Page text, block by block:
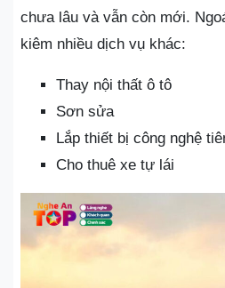
chưa lâu và vẫn còn mới.
kiêm nhiều dịch vụ khác:
Thay nội thất ô tô
Sơn sửa
Lắp thiết bị công nghệ
Cho thuê xe tự lái